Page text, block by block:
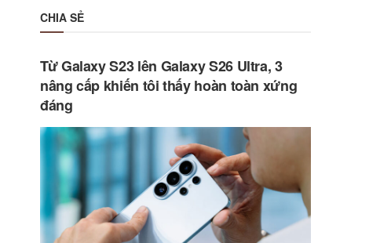
CHIA SẺ
Từ Galaxy S23 lên Galaxy S26 Ultra, 3
nâng cấp khiến tôi thấy hoàn toàn xứng
đáng